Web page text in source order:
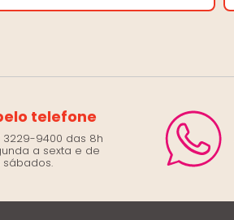
telefone
3229-9400 das 8h
a sexta e de
sábados.